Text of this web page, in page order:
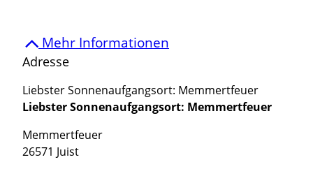
Mehr Informationen
Adresse
Liebster Sonnenaufgangsort: Memmertfeuer
Liebster Sonnenaufgangsort: Memmertfeuer
Memmertfeuer
26571 Juist